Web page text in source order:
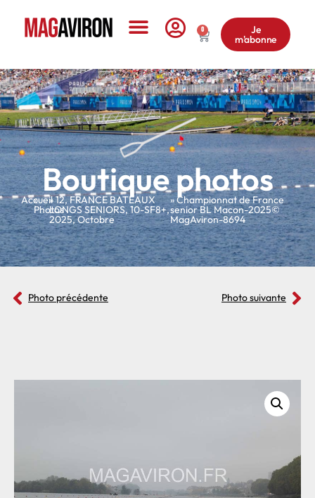
0 Je
m'abonne
Boutique photos
Accueil
»
Photos
»12,FRANCE BATEAUX
LONGS SENIORS,10-SF8+,
2025,Octobre
» Championnat de France
senior BL Macon-2025©
MagAviron-8694
Photo précédente Photo suivante